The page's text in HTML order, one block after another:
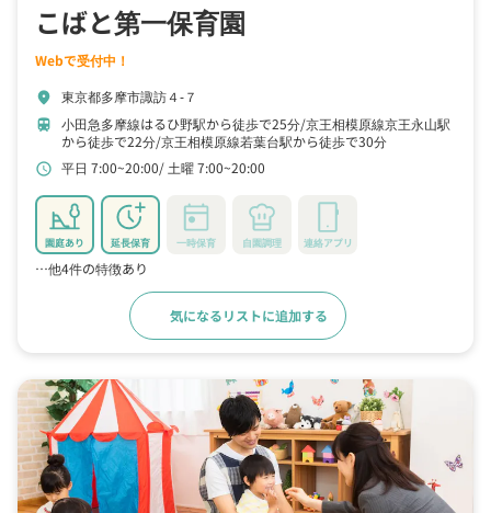
こばと第一保育園
Webで受付中！
location_on 東京都多摩市諏訪４‐７
train 小田急多摩線はるひ野駅から徒歩で25分 京王相模原線京王永山駅
から徒歩で22分 京王相模原線若葉台駅から徒歩で30分
schedule 平日 7:00~20:00 土曜 7:00~20:00
園庭あり 延長保育 一時保育 自園調理 連絡アプリ
…他4件の特徴あり
気になるリストに追加する